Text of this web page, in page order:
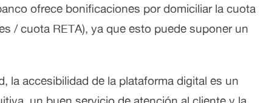
ofrece bonificaciones por domiciliar la cuota
/ cuota RETA), ya que esto puede suponer un
la accesibilidad de la plataforma digital es un